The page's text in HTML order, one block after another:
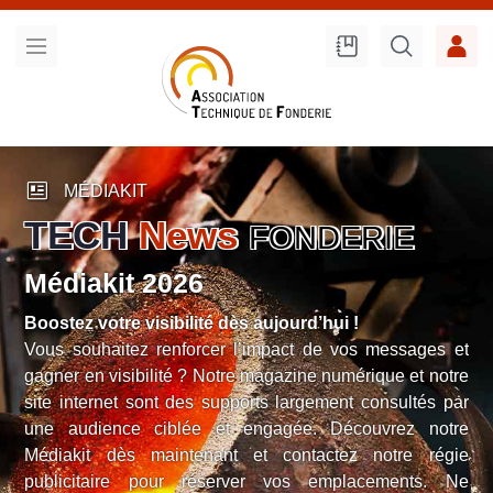
sur le site
TECHNews FONDERIE
Médiakit 2026
newsmode MÉDIAKIT
Boostez votre visibilité dès aujourd’hui !
Vous souhaitez renforcer l’impact de vos messages et
gagner en visibilité ? Notre magazine numérique et notre
site internet sont des supports largement consultés par
une audience ciblée et engagée. Découvrez notre
Médiakit dès maintenant et contactez notre régie
publicitaire pour réserver vos emplacements. Ne